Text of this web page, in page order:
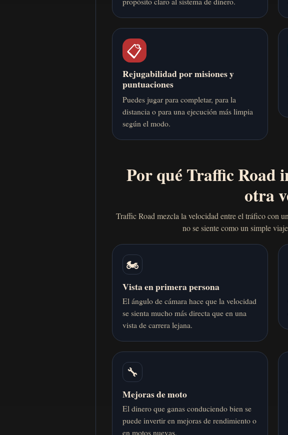
📋
Rejugabilidad por misiones y
puntuaciones
Puedes jugar para completar, para la
distancia o para una ejecución más limpia
según el modo.
Por qué Traffic Road
otra
Traffic Road mezcla la velocidad entre el tráfico con
no se siente como un simple
🏍️
Vista en primera persona
El ángulo de cámara hace que la velocidad
se sienta mucho más directa que en una
vista de carrera lejana.
🔧
Mejoras de moto
El dinero que ganas conduciendo bien se
puede invertir en mejoras de rendimiento o
en motos nuevas.